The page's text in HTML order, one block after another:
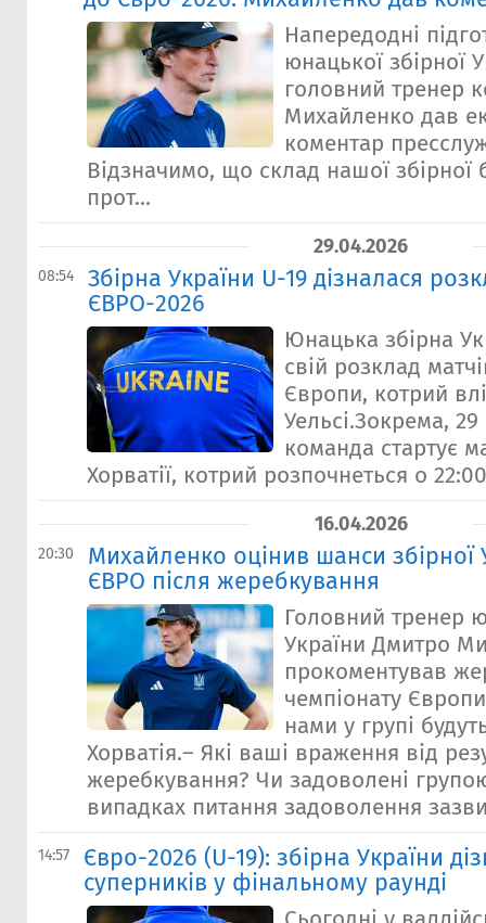
Напередодні
юнацької збірної
головний тренер
Михайленко дав
коментар
Відзначимо, що склад нашої
прот...
29.04.2026
08:54
Збірна України U-19 дізналася
ЄВРО-2026
Юнацька збірна
свій розклад
Європи, котрий
Уельсі.Зокрема,
команда стартує
Хорватії, котрий розпочнеться о
16.04.2026
20:30
Михайленко оцінив шанси збірної
ЄВРО після жеребкування
Головний тренер
України Дмитро
прокоментував
чемпіонату
нами у групі
Хорватія.– Які ваші враження від
жеребкування? Чи задоволені
випадках питання задоволення
14:57
Євро-2026 (U-19): збірна України
суперників у фінальному раунді